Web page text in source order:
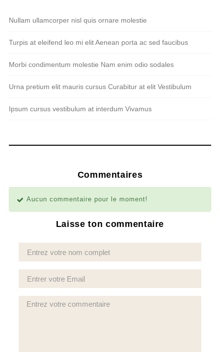
Nullam ullamcorper nisl quis ornare molestie
Turpis at eleifend leo mi elit Aenean porta ac sed faucibus
Morbi condimentum molestie Nam enim odio sodales
Urna pretium elit mauris cursus Curabitur at elit Vestibulum
Ipsum cursus vestibulum at interdum Vivamus
Commentaires
Aucun commentaire pour le moment!
Laisse ton commentaire